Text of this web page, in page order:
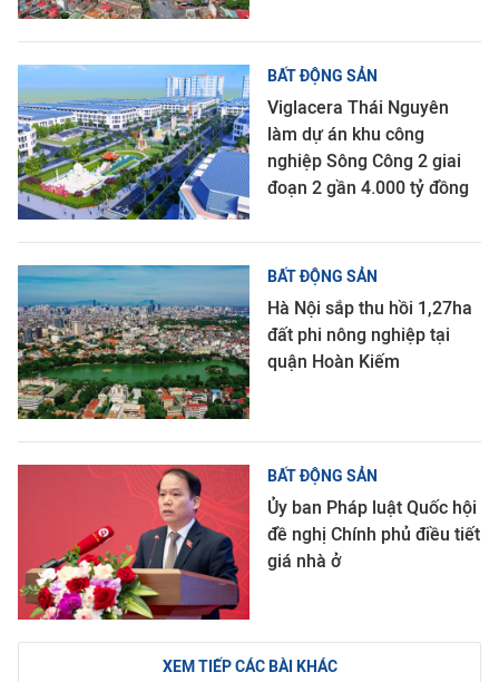
BẤT ĐỘNG SẢN
Viglacera Thái Nguyên
làm dự án khu công
nghiệp Sông Công 2 giai
đoạn 2 gần 4.000 tỷ đồng
BẤT ĐỘNG SẢN
Hà Nội sắp thu hồi 1,27ha
đất phi nông nghiệp tại
quận Hoàn Kiếm
BẤT ĐỘNG SẢN
Ủy ban Pháp luật Quốc hội
đề nghị Chính phủ điều tiết
giá nhà ở
XEM TIẾP CÁC BÀI KHÁC